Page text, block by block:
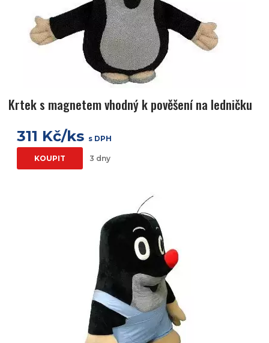
Krtek s magnetem vhodný k pověšení na ledničku
311 Kč/ks s DPH
KOUPIT 3 dny